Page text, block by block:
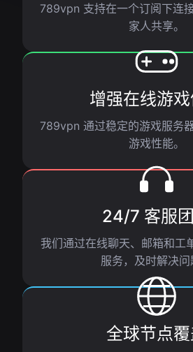
789vpn 支持在一个订阅下连
家人共享。
增强在线游
789vpn 通过稳定的游戏服务
游戏性能。
24/7 客服
我们通过在线聊天、邮箱和工
服务，及时解决问
全球节点